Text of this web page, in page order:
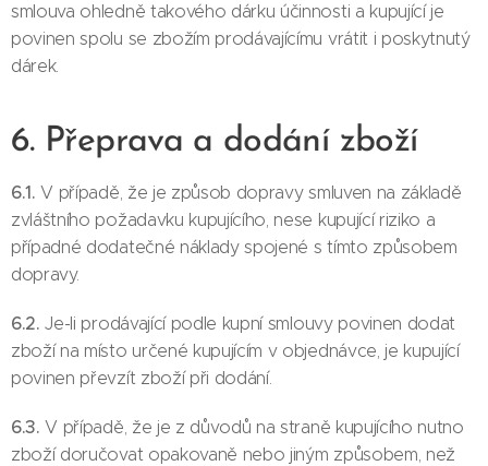
smlouva ohledně takového dárku účinnosti a kupující je
povinen spolu se zbožím prodávajícímu vrátit i poskytnutý
dárek.
6. Přeprava a dodání zboží
6.1.V případě, že je způsob dopravy smluven na základě
zvláštního požadavku kupujícího, nese kupující riziko a
případné dodatečné náklady spojené s tímto způsobem
dopravy.
6.2.Je-li prodávající podle kupní smlouvy povinen dodat
zboží na místo určené kupujícím v objednávce, je kupující
povinen převzít zboží při dodání.
6.3.V případě, že je z důvodů na straně kupujícího nutno
zboží doručovat opakovaně nebo jiným způsobem, než